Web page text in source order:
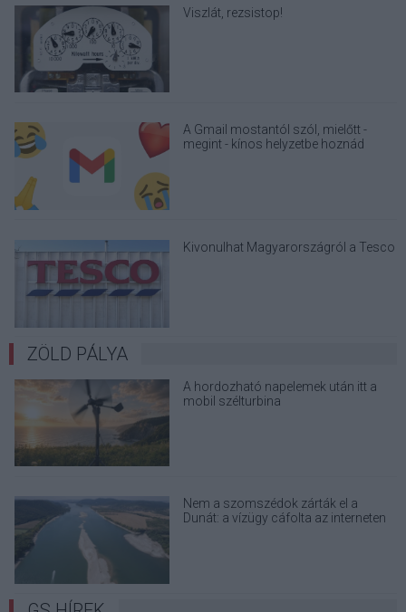
Viszlát, rezsistop!
A Gmail mostantól szól, mielőtt -
megint - kínos helyzetbe hoznád
Kivonulhat Magyarországról a Tesco
ZÖLD PÁLYA
A hordozható napelemek után itt a
mobil szélturbina
Nem a szomszédok zárták el a
Dunát: a vízügy cáfolta az interneten